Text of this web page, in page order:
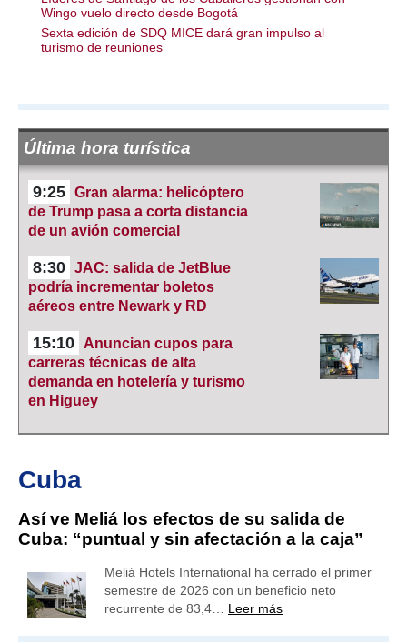
Wingo vuelo directo desde Bogotá
Sexta edición de SDQ MICE dará gran impulso al
turismo de reuniones
Última hora turística
9:25 Gran alarma: helicóptero
de Trump pasa a corta distancia
de un avión comercial
8:30 JAC: salida de JetBlue
podría incrementar boletos
aéreos entre Newark y RD
15:10 Anuncian cupos para
carreras técnicas de alta
demanda en hotelería y turismo
en Higuey
Cuba
Así ve Meliá los efectos de su salida de
Cuba: “puntual y sin afectación a la caja”
Meliá Hotels International ha cerrado el primer
semestre de 2026 con un beneficio neto
recurrente de 83,4… Leer más